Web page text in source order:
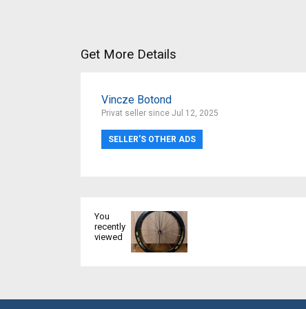
Get More Details
Vincze Botond
Privat seller since Jul 12, 2025
SELLER’S OTHER ADS
You
recently
viewed